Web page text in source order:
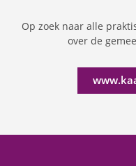
Op zoek naar alle
over de